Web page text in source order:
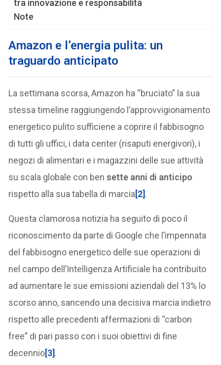
tra innovazione e responsabilità
Note
Amazon e l’energia pulita: un
traguardo anticipato
La settimana scorsa, Amazon ha “bruciato” la sua
stessa timeline raggiungendo l’approvvigionamento
energetico pulito sufficiene a coprire il fabbisogno
di tutti gli uffici, i data center (risaputi energivori), i
negozi di alimentari e i magazzini delle sue attività
su scala globale con ben sette anni di anticipo
rispetto alla sua tabella di marcia[2].
Questa clamorosa notizia ha seguito di poco il
riconoscimento da parte di Google che l’impennata
del fabbisogno energetico delle sue operazioni di
nel campo dell’Intelligenza Artificiale ha contribuito
ad aumentare le sue emissioni aziendali del 13% lo
scorso anno, sancendo una decisiva marcia indietro
rispetto alle precedenti affermazioni di “carbon
free” di pari passo con i suoi obiettivi di fine
decennio[3].